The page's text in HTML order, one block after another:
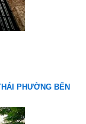
PHƯỜNG BẾN